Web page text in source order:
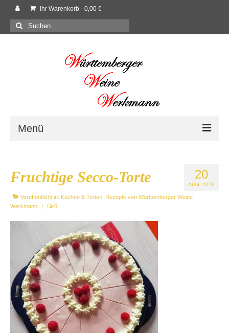
Ihr Warenkorb - 0,00 €
Suchen
nach:
Menü
Shop
Neues
Rezepte
Kontaktieren Sie uns!
Mein Konto
20
AUG. 2018
Fruchtige Secco-Torte
Veröffentlicht in: Kuchen & Torten Rezepte von Württemberger Weine
Werkmann
| 0